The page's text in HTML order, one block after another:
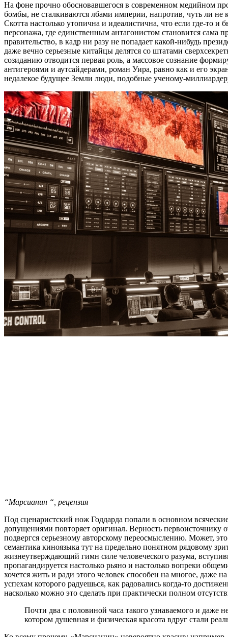
На фоне прочно обосновавшегося в современном медийном
бомбы, не сталкиваются лбами империи, напротив, чуть ли не
Скотта настолько утопична и идеалистична, что если где-то
персонажа, где единственным антагонистом становится сама
правительство, в кадр ни разу не попадает какой-нибудь
даже вечно серьезные китайцы делятся со штатами
созиданию отводится первая роль, а массовое сознание
антигероями и аутсайдерами, роман Уира, равно как и его
недалекое будущее Земли люди, подобные ученому-
“Марсианин “, рецензия
Под сценаристский нож Годдарда попали в основном
допущениями повторяет оригинал. Верность первоисточнику
подвергся серьезному авторскому переосмыслению. Может,
семантика киноязыка тут на предельно понятном рядовому
жизнеутверждающий гимн силе человеческого разума,
пропагандируется настолько рьяно и настолько вопреки
хочется жить и ради этого человек способен на многое,
успехам которого радуешься, как радовались когда-то
насколько можно это сделать при практически полном
Почти два с половиной часа такого узнаваемого и
котором душевная и физическая красота вдруг стали